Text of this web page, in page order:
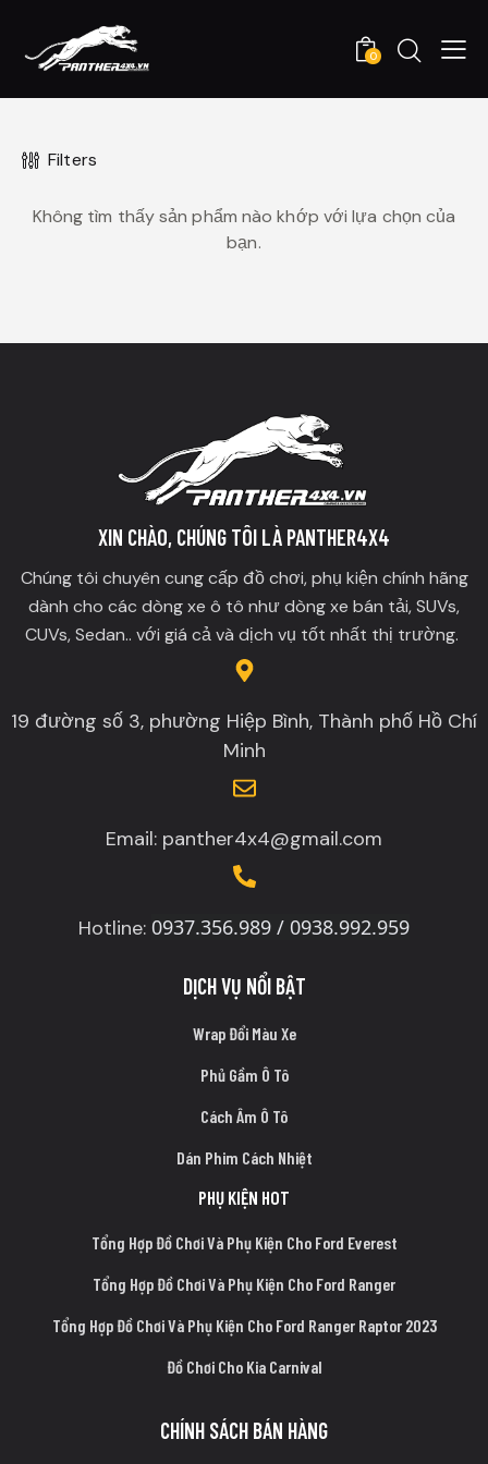
0
Filters
Không tìm thấy sản phẩm nào khớp với lựa chọn của
bạn.
XIN CHÀO, CHÚNG TÔI LÀ PANTHER4X4
Chúng tôi chuyên cung cấp đồ chơi, phụ kiện chính hãng
dành cho các dòng xe ô tô như dòng xe bán tải, SUVs,
CUVs, Sedan.. với giá cả và dịch vụ tốt nhất thị trường.
19 đường số 3, phường Hiệp Bình, Thành phố Hồ Chí
Minh
Email: panther4x4@gmail.com
Hotline: 0937.356.989 / 0938.992.959
DỊCH VỤ NỔI BẬT
Wrap Đổi Màu Xe
Phủ Gầm Ô Tô
Cách Âm Ô Tô
Dán Phim Cách Nhiệt
PHỤ KIỆN HOT
Tổng Hợp Đồ Chơi Và Phụ Kiện Cho Ford Everest
Tổng Hợp Đồ Chơi Và Phụ Kiện Cho Ford Ranger
Tổng Hợp Đồ Chơi Và Phụ Kiện Cho Ford Ranger Raptor 2023
Đồ Chơi Cho Kia Carnival
CHÍNH SÁCH BÁN HÀNG